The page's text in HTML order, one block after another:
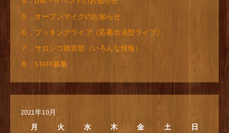
５．オープンマイクのお知らせ
６．ブッキングライブ（応募出演型ライブ）
７．サロンゴ雑音部（いろんな情報）
８．STAFF募集
2021年10月
月
火 水 木 金 土 日